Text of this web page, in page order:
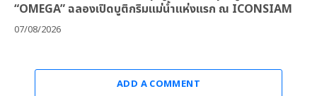
“OMEGA” ฉลองเปิดบูติกริมแม่น้ำแห่งแรก ณ ICONSIAM
07/08/2026
ADD A COMMENT